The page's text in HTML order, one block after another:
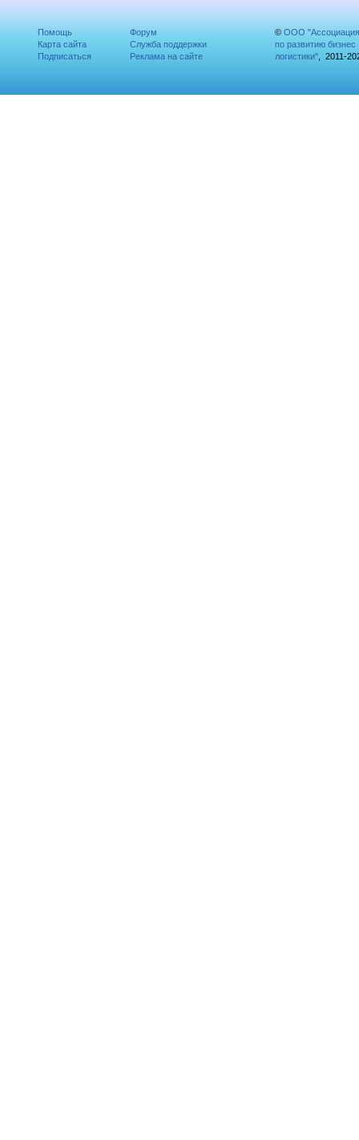
Помощь
Карта сайта
Подписаться
Форум
Служба поддержки
Реклама на сайте
© ООО "Ассоциация
по развитию бизнес
логистики", 2011-